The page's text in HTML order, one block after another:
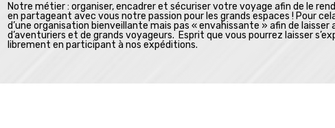
Notre métier : organiser, encadrer et sécuriser votre voyage afin de le
en partageant avec vous notre passion pour les grands espaces ! Pour
d’une organisation bienveillante mais pas « envahissante » afin de laisser
d’aventuriers et de grands voyageurs. Esprit que vous pourrez laisser
librement en participant à nos expéditions.